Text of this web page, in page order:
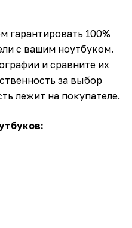
100%
с вашим ноутбуком.
и сравните их
за выбор
лежит на покупателе.